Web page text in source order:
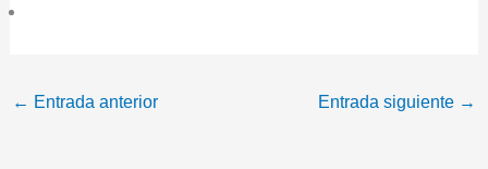
← Entrada anterior Entrada siguiente →